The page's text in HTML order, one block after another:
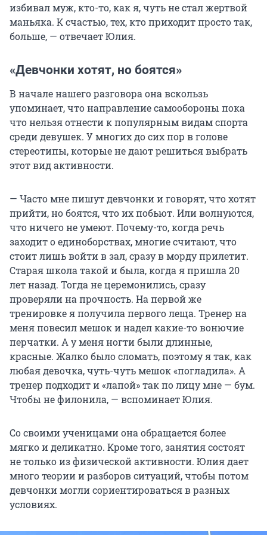
избивал муж, кто-то, как я, чуть не стал жертвой
маньяка. К счастью, тех, кто приходит просто так,
больше, — отвечает Юлия.
«Девчонки хотят, но боятся»
В начале нашего разговора она вскользь
упоминает, что направление самообороны пока
что нельзя отнести к популярным видам спорта
среди девушек. У многих до сих пор в голове
стереотипы, которые не дают решиться выбрать
этот вид активности.
— Часто мне пишут девчонки и говорят, что хотят
прийти, но боятся, что их побьют. Или волнуются,
что ничего не умеют. Почему-то, когда речь
заходит о единоборствах, многие считают, что
стоит лишь войти в зал, сразу в морду прилетит.
Старая школа такой и была, когда я пришла 20
лет назад. Тогда не церемонились, сразу
проверяли на прочность. На первой же
тренировке я получила первого леща. Тренер на
меня повесил мешок и надел какие-то вонючие
перчатки. А у меня ногти были длинные,
красные. Жалко было сломать, поэтому я так, как
любая девочка, чуть-чуть мешок «погладила». А
тренер подходит и «лапой» так по лицу мне — бум.
Чтобы не филонила, — вспоминает Юлия.
Со своими ученицами она обращается более
мягко и деликатно. Кроме того, занятия состоят
не только из физической активности. Юлия дает
много теории и разборов ситуаций, чтобы потом
девчонки могли сориентироваться в разных
условиях.